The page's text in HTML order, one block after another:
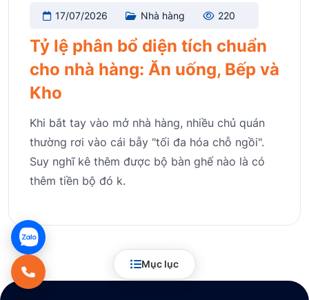
Mục lục
17/07/2026 Nhà hàng 220
Tỷ lệ phân bổ diện tích chuẩn
cho nhà hàng: Ăn uống, Bếp và
Kho
Khi bắt tay vào mở nhà hàng, nhiều chủ quán
thường rơi vào cái bẫy "tối đa hóa chỗ ngồi".
Suy nghĩ kê thêm được bộ bàn ghế nào là có
thêm tiền bộ đó k.